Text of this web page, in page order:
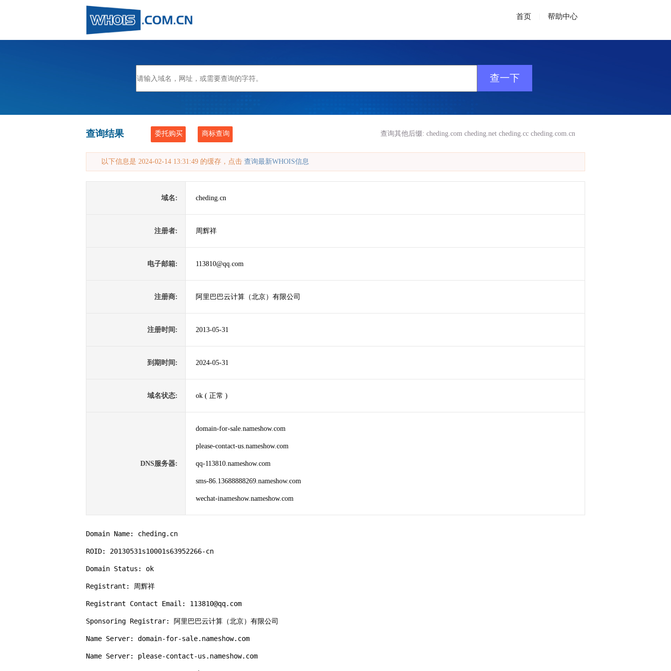
首页 帮助中心
查询结果 委托购买 商标查询 查询其他后缀: cheding.com cheding.net cheding.cc cheding.com.cn
以下信息是 2024-02-14 13:31:49 的缓存，点击 查询最新WHOIS信息
域名: cheding.cn
注册者: 周辉祥
电子邮箱: 113810@qq.com
注册商: 阿里巴巴云计算（北京）有限公司
注册时间: 2013-05-31
到期时间: 2024-05-31
域名状态: ok ( 正常 )
DNS服务器:
domain-for-sale.nameshow.com
please-contact-us.nameshow.com
qq-113810.nameshow.com
sms-86.13688888269.nameshow.com
wechat-inameshow.nameshow.com
Domain Name: cheding.cn
ROID: 20130531s10001s63952266-cn
Domain Status: ok
Registrant: 周辉祥
Registrant Contact Email: 113810@qq.com
Sponsoring Registrar: 阿里巴巴云计算（北京）有限公司
Name Server: domain-for-sale.nameshow.com
Name Server: please-contact-us.nameshow.com